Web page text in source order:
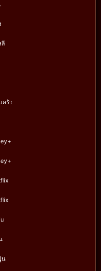
ลี
ครัว
น